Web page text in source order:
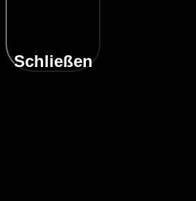
Schließen
Privacy